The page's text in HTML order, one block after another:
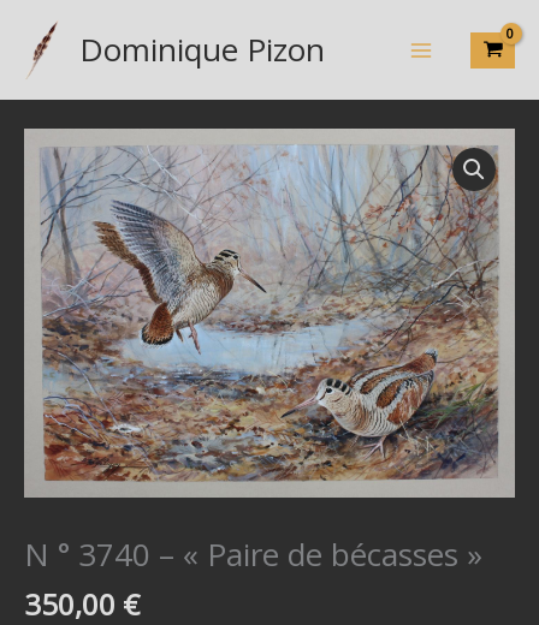
contenu
Dominique Pizon
N ° 3740 – « Paire de bécasses »
350,00 €